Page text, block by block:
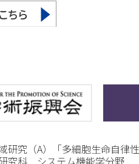
研究（A）「多細胞生命自律
究科 システム機能学分野